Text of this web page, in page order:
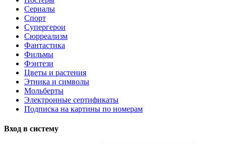
Сериалы
Спорт
Супергерои
Сюрреализм
Фантастика
Фильмы
Фэнтези
Цветы и растения
Этника и символы
Мольберты
Электронные сертификаты
Подписка на картины по номерам
Вход в систему